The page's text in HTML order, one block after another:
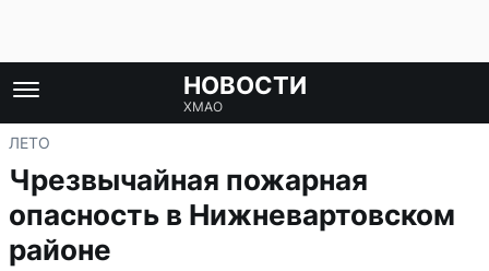
НОВОСТИ
ХМАО
ЛЕТО
Чрезвычайная пожарная
опасность в Нижневартовском
районе